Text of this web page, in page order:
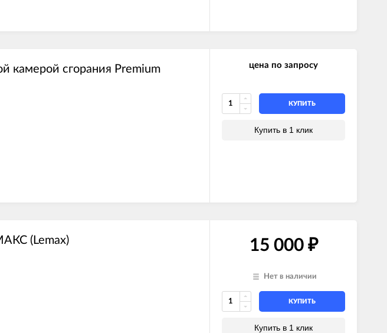
камерой сгорания Premium
цена по запросу
КУПИТЬ
Купить в 1 клик
(Lemax) 15 000 ₽
Нет в наличии
КУПИТЬ
Купить в 1 клик